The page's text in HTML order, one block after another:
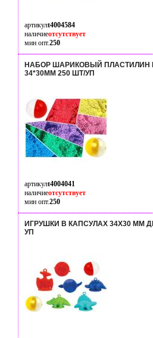
артикулt4004584
наличиеотсутствует
мин опт.250
НАБОР ШАРИКОВЫЙ ПЛАСТИЛИН
34*30ММ 250 ШТ/УП
артикулt4004041
наличиеотсутствует
мин опт.250
ИГРУШКИ В КАПСУЛАХ 34Х30 ММ
УП